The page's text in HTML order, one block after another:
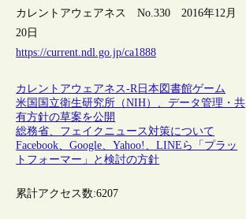
カレントアウェアネス No.330 2016年12月
20日
https://current.ndl.go.jp/ca1888
カレントアウェアネス-R日本 図書館ゲーム
米国国立衛生研究所（NIH）、データ管理・共
有方針の草案を公開
総務省、フェイクニュース対策について
Facebook、Google、Yahoo!、LINEら「プラッ
トフォーマー」と検討の方針
累計アクセス数:6207